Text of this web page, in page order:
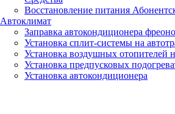
Восстановление питания
Автоклимат
Заправка автокондиционера
Установка сплит-системы на
Установка воздушных отопителей
Установка предпусковых
Установка автокондиционера